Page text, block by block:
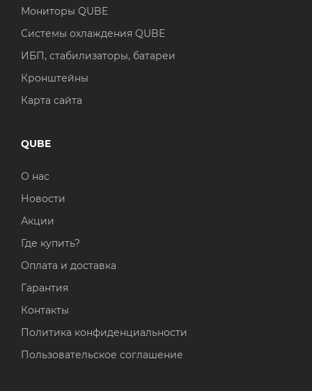
Мониторы QUBE
Системы охлаждения QUBE
ИБП, стабилизаторы, батареи
Кронштейны
Карта сайта
QUBE
О нас
Новости
Акции
Где купить?
Оплата и доставка
Гарантия
Контакты
Политика конфиденциальности
Пользовательское соглашение